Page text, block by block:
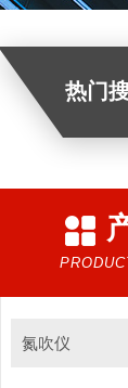
热门
氮吹仪